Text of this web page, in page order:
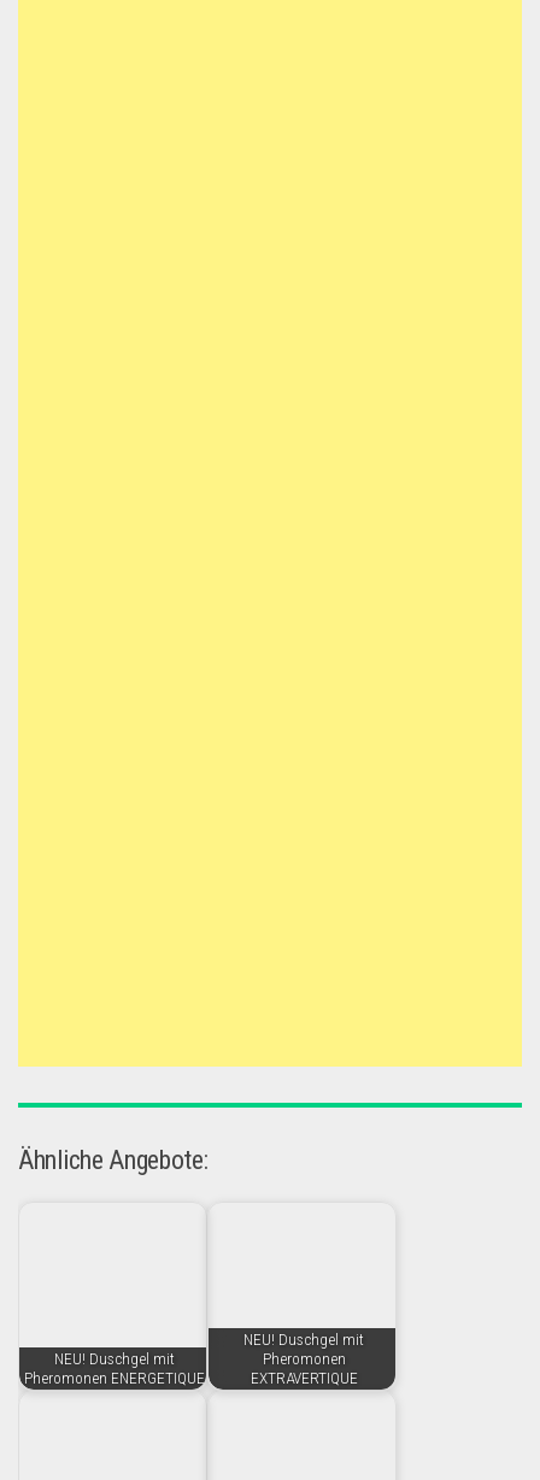
Ähnliche Angebote:
NEU! Duschgel mit
Pheromonen ENERGETIQUE
NEU! Duschgel mit
Pheromonen
EXTRAVERTIQUE